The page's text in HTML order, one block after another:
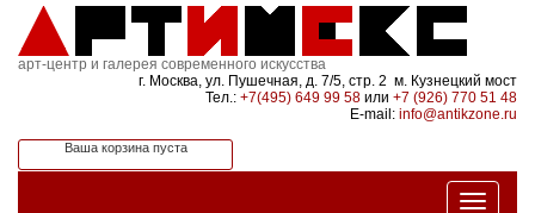
арт-центр и галерея современного искусства
г. Москва, ул. Пушечная, д. 7/5, стр. 2 м. Кузнецкий мост
Тел.: +7(495) 649 99 58 или +7 (926) 770 51 48
E-mail: info@antikzone.ru
Ваша корзина пуста